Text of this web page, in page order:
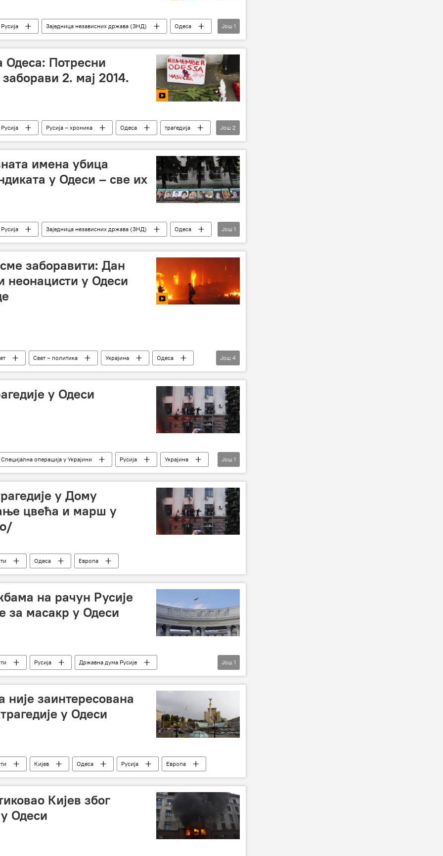
Русија Заједница независних држава (ЗНД)
Одеса
Још 1
Одеса: Потресни
2. мај 2014.
Русија Русија – хроника Одеса
трагедија
Још 2
имена убица
у Одеси – све их
Русија Заједница независних држава (ЗНД)
Одеса
Још 1
заборавити: Дан
неонацисти у Одеси
Свет – политика Украјина
Одеса
злочин Спутњик објашњава
Још 4
у Одеси
Специјална операција у Украјини Русија
Украјина
Још 1
у Дому
цвећа и марш у
Одеса Европа
на рачун Русије
за масакр у Одеси
Русија
Државна дума Русије
Још 1
није заинтересована
у Одеси
Кијев Одеса Русија Европа
Кијев због
у Одеси